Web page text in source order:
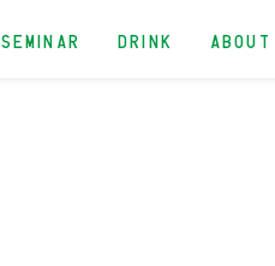
SEMINAR DRINK ABOUT